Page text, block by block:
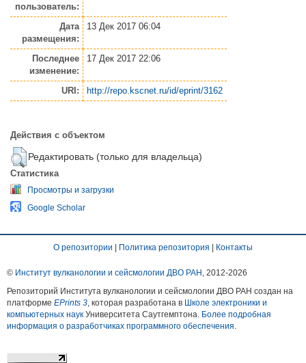
пользователь:
Дата
размещения:
13 Дек 2017 06:04
Последнее
изменение:
17 Дек 2017 22:06
URI: http://repo.kscnet.ru/id/eprint/3162
Действия с объектом
Редактировать (только для владельца)
Статистика
Просмотры и загрузки
Google Scholar
О репозитории | Политика репозитория | Контакты
© Институт вулканологии и сейсмологии ДВО РАН , 2012-2026
Репозиторий Института вулканологии и сейсмологии ДВО РАН создан на
платформе EPrints 3 , которая разработана в Школе электроники и
компьютерных наук Университета Саутгемптона. Более подробная
информация о разработчиках программного обеспечения